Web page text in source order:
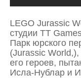
LEGO Jurassic
студии TT
Парк юрского
(Jurassic World,),
его героев,
Исла-Нублар и